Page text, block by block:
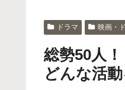
ドラマ 映画・
総勢50人
どんな活